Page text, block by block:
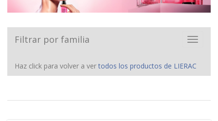
Toggle
Filtrar por familia
Haz click para volver a vertodos los productos de LIERAC